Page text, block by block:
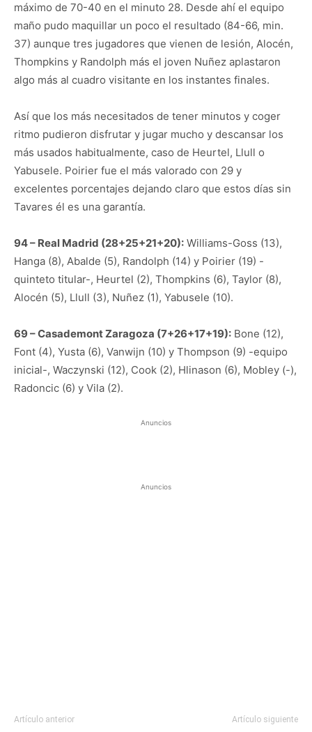
máximo de 70-40 en el minuto 28. Desde ahí el equipo
maño pudo maquillar un poco el resultado (84-66, min.
37) aunque tres jugadores que vienen de lesión, Alocén,
Thompkins y Randolph más el joven Nuñez aplastaron
algo más al cuadro visitante en los instantes finales.
Así que los más necesitados de tener minutos y coger
ritmo pudieron disfrutar y jugar mucho y descansar los
más usados habitualmente, caso de Heurtel, Llull o
Yabusele. Poirier fue el más valorado con 29 y
excelentes porcentajes dejando claro que estos días sin
Tavares él es una garantía.
94 – Real Madrid (28+25+21+20): Williams-Goss (13),
Hanga (8), Abalde (5), Randolph (14) y Poirier (19) -
quinteto titular-, Heurtel (2), Thompkins (6), Taylor (8),
Alocén (5), Llull (3), Nuñez (1), Yabusele (10).
69 – Casademont Zaragoza (7+26+17+19): Bone (12),
Font (4), Yusta (6), Vanwijn (10) y Thompson (9) -equipo
inicial-, Waczynski (12), Cook (2), Hlinason (6), Mobley (-),
Radoncic (6) y Vila (2).
Anuncios
Anuncios
Artículo anterior Artículo siguiente